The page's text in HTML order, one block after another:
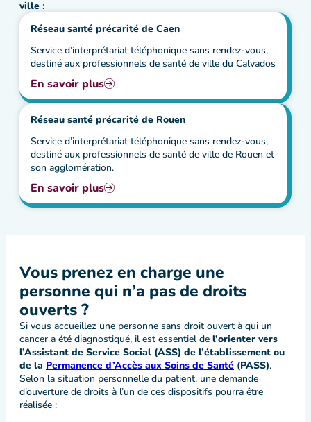
ville :
Réseau santé précarité de Caen
Service d’interprétariat téléphonique sans rendez-vous,
destiné aux professionnels de santé de ville du Calvados
En savoir plus
Réseau santé précarité de Rouen
Service d’interprétariat téléphonique sans rendez-vous,
destiné aux professionnels de santé de ville de Rouen et
son agglomération.
En savoir plus
Vous prenez en charge une
personne qui n’a pas de droits
ouverts ?
Si vous accueillez une personne sans droit ouvert à qui un
cancer a été diagnostiqué, il est essentiel de l’orienter vers
l’Assistant de Service Social (ASS) de l’établissement ou
de la Permanence d’Accès aux Soins de Santé (PASS).
Selon la situation personnelle du patient, une demande
d’ouverture de droits à l’un de ces dispositifs pourra être
réalisée :